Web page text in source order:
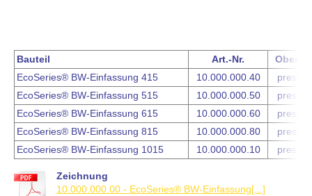
Bauteil Art.-Nr.
EcoSeries® BW-Einfassung 415
10.000.000.40
EcoSeries® BW-Einfassung 515
10.000.000.50
EcoSeries® BW-Einfassung 615
10.000.000.60
EcoSeries® BW-Einfassung 815
10.000.000.80
EcoSeries® BW-Einfassung 1015
10.000.000.10
Zeichnung
10.000.000.00 - EcoSeries® BW-Einfassung[...]